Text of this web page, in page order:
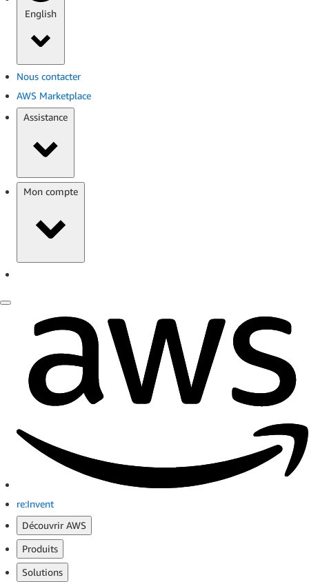
English
Nous contacter
AWS Marketplace
Assistance
Mon compte
re:Invent
Découvrir AWS
Produits
Solutions